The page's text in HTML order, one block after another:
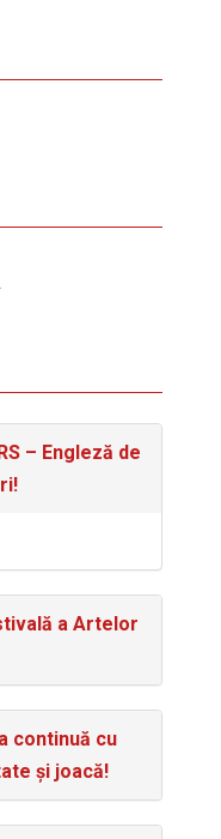
– Engleză de
a Artelor
continuă cu
și joacă!